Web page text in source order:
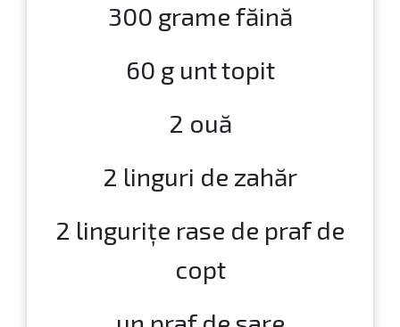
300 grame făină
60 g unt topit
2 ouă
2 linguri de zahăr
2 lingurițe rase de praf de
copt